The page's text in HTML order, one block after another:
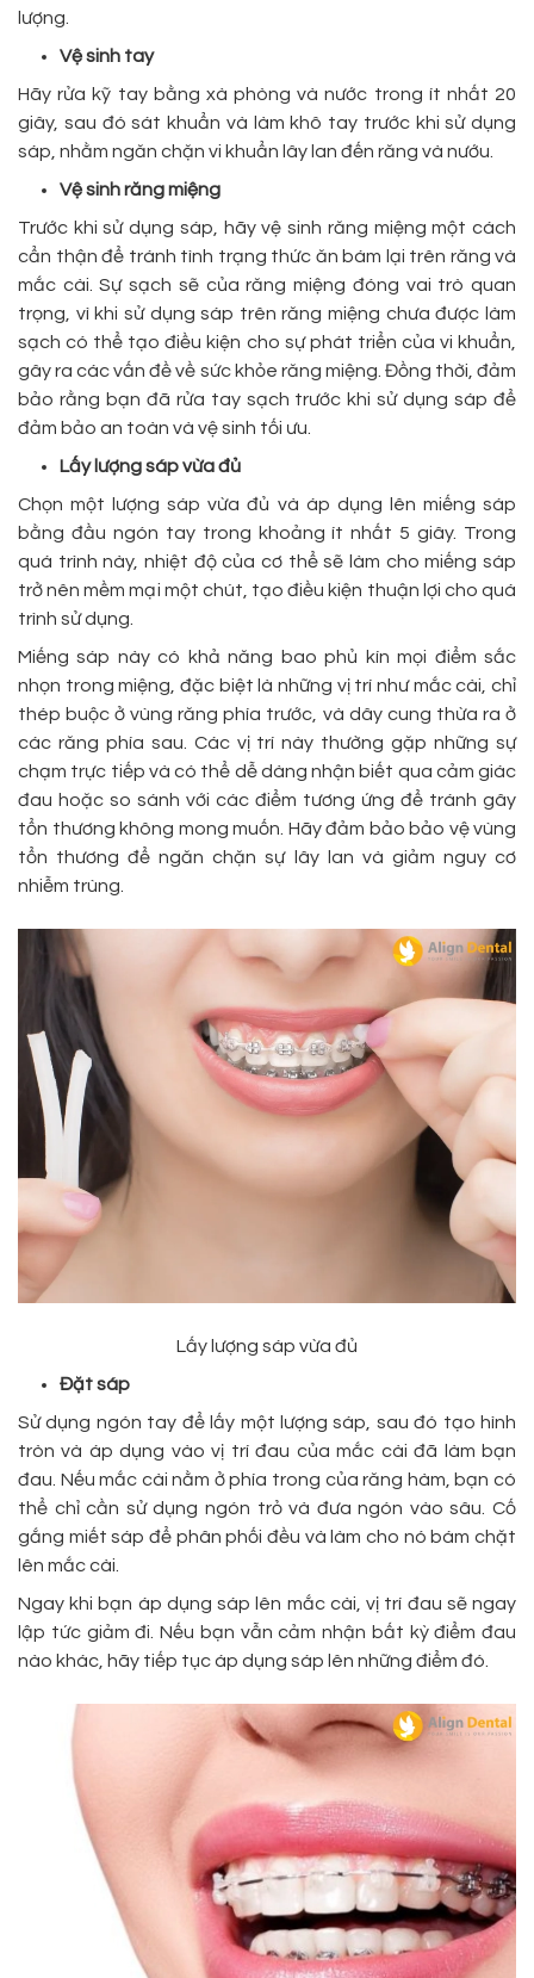
lượng.
Vệ sinh tay
Hãy rửa kỹ tay bằng xà phòng và nước trong ít nhất 20
giây, sau đó sát khuẩn và làm khô tay trước khi sử dụng
sáp, nhằm ngăn chặn vi khuẩn lây lan đến răng và nướu.
Vệ sinh răng miệng
Trước khi sử dụng sáp, hãy vệ sinh răng miệng một cách
cẩn thận để tránh tình trạng thức ăn bám lại trên răng và
mắc cài. Sự sạch sẽ của răng miệng đóng vai trò quan
trọng, vì khi sử dụng sáp trên răng miệng chưa được làm
sạch có thể tạo điều kiện cho sự phát triển của vi khuẩn,
gây ra các vấn đề về sức khỏe răng miệng. Đồng thời, đảm
bảo rằng bạn đã rửa tay sạch trước khi sử dụng sáp để
đảm bảo an toàn và vệ sinh tối ưu.
Lấy lượng sáp vừa đủ
Chọn một lượng sáp vừa đủ và áp dụng lên miếng sáp
bằng đầu ngón tay trong khoảng ít nhất 5 giây. Trong
quá trình này, nhiệt độ của cơ thể sẽ làm cho miếng sáp
trở nên mềm mại một chút, tạo điều kiện thuận lợi cho quá
trình sử dụng.
Miếng sáp này có khả năng bao phủ kín mọi điểm sắc
nhọn trong miệng, đặc biệt là những vị trí như mắc cài, chỉ
thép buộc ở vùng răng phía trước, và dây cung thừa ra ở
các răng phía sau. Các vị trí này thường gặp những sự
chạm trực tiếp và có thể dễ dàng nhận biết qua cảm giác
đau hoặc so sánh với các điểm tương ứng để tránh gây
tổn thương không mong muốn. Hãy đảm bảo bảo vệ vùng
tổn thương để ngăn chặn sự lây lan và giảm nguy cơ
nhiễm trùng.
Lấy lượng sáp vừa đủ
Đặt sáp
Sử dụng ngón tay để lấy một lượng sáp, sau đó tạo hình
tròn và áp dụng vào vị trí đau của mắc cài đã làm bạn
đau. Nếu mắc cài nằm ở phía trong của răng hàm, bạn có
thể chỉ cần sử dụng ngón trỏ và đưa ngón vào sâu. Cố
gắng miết sáp để phân phối đều và làm cho nó bám chặt
lên mắc cài.
Ngay khi bạn áp dụng sáp lên mắc cài, vị trí đau sẽ ngay
lập tức giảm đi. Nếu bạn vẫn cảm nhận bất kỳ điểm đau
nào khác, hãy tiếp tục áp dụng sáp lên những điểm đó.